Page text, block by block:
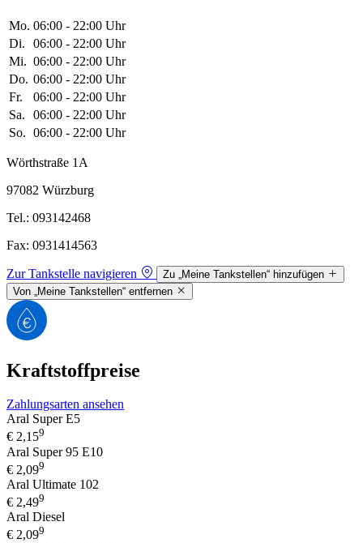
Mo. 06:00 - 22:00 Uhr
Di.
06:00 - 22:00 Uhr
Mi. 06:00 - 22:00 Uhr
Do. 06:00 - 22:00 Uhr
Fr.
06:00 - 22:00 Uhr
Sa.
06:00 - 22:00 Uhr
So. 06:00 - 22:00 Uhr
Wörthstraße 1A
97082 Würzburg
Tel.: 093142468
Fax: 0931414563
Zur Tankstelle navigieren
Zu „Meine Tankstellen“ hinzufügen
Von „Meine Tankstellen“ entfernen
Kraftstoffpreise
Zahlungsarten ansehen
Aral Super E5
€ 2,159
Aral Super 95 E10
€ 2,099
Aral Ultimate 102
€ 2,499
Aral Diesel
€ 2,099